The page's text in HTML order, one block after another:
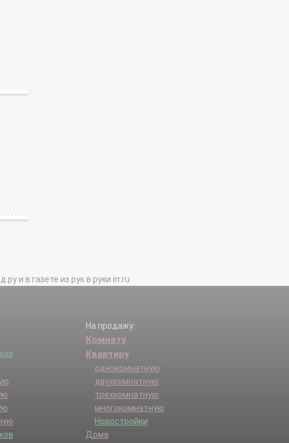
и в газете из рук в руки irr.ru
На продажу:
Комнату
Квартиру
однокомнатную
двухкомнатную
трехкомнатную
многокомнатную
Новостройки
Дома